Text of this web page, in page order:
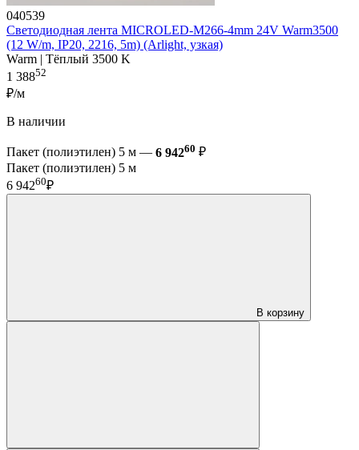
040539
Светодиодная лента MICROLED-M266-4mm 24V Warm3500
(12 W/m, IP20, 2216, 5m) (Arlight, узкая)
Warm | Тёплый 3500 K
1 38852
₽/м
В наличии
Пакет (полиэтилен) 5 м — 6 94260 ₽
Пакет (полиэтилен) 5 м
6 94260₽
В корзину